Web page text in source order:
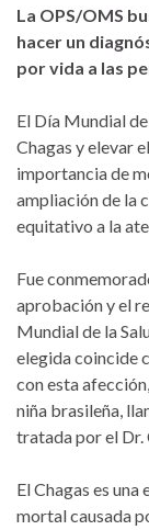
La OPS/OMS
hacer un
por vida a las
El Día Mundial
Chagas y elevar
importancia de
ampliación de la
equitativo a la
Fue
aprobación y el
Mundial de la
elegida coincide
con esta
niña brasileña,
tratada por el Dr.
El Chagas es
mortal causada